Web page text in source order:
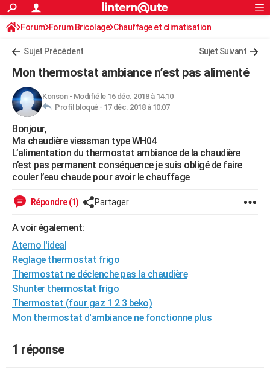
ACTUALITÉS
Politique
Société
Faits Divers
Education
Monde
Villes
+
FINANCE
Retraite
Impôts
Epargne
Immobilier
Risques naturels par ville
Banque
Assurance
Crédit
AUTO
Essais
Réserver un essai
Citadines
Berlines
SUV
Forum auto
+HIGH-TECH
Mobiles
Meilleur smartphone
Internet
Ordinateurs
Jeux vidéo
Guide high-tech
+BRICOLAGE
Forum
Aménagement intérieur
Extérieur
Cuisine
Salle de bains
Jardinage
Rangement
Guides de France
Escapades
Patrimoine
Expositions
Musées
Week-end nature
Art de vivre
Bien-être
Loisirs
Mode
Modes de vie
Alimentation
Guide de la santé
Maladies
Médicaments
Sommeil
VOYAGE
PHOTO
GUIDES D'ACHAT
CARTE DE VOEUX
Rechercher
S'inscrire
Connexion
Forum Forum Bricolage Chauffage et climatisation
Sujet Précédent Sujet Suivant
Mon thermostat ambiance n’est pas alimenté
Konson- Modifié le 16 déc. 2018 à 14:10
Profil bloqué - 17 déc. 2018 à 10:07
Bonjour,
Ma chaudière viessman type WH04
L’alimentation du thermostat ambiance de la chaudière
n’est pas permanent conséquence je suis obligé de faire
couler l’eau chaude pour avoir le chauffage
Répondre (1) Partager
A voir également:
Aterno l'ideal
Reglage thermostat frigo
Thermostat ne déclenche pas la chaudière
Shunter thermostat frigo
Thermostat (four gaz 1 2 3 beko)
Mon thermostat d'ambiance ne fonctionne plus
1 réponse